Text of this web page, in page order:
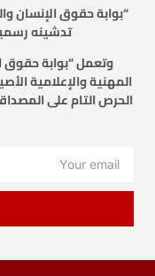
“بوابة حقوق الإنسان
تدشينه رسميا في 12 نوفمبر
وتعمل “بوابة حقوق
المهنية والإعلامية
الحرص التام على